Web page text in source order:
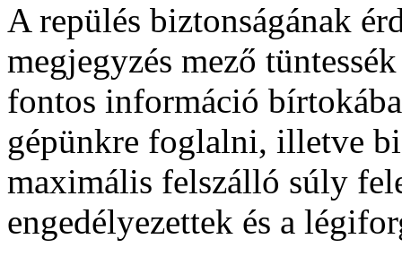
A repülés biztonságának
megjegyzés mező
fontos információ
gépünkre foglalni, illetve
maximális felszálló súly
engedélyezettek és a